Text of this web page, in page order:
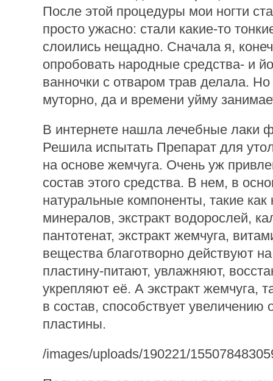
После этой процедуры мои ногти
просто ужасно: стали какие-то
слоились нещадно. Сначала я,
опробовать народные средства- и
ванночки с отваром трав делала. Но
муторно, да и времени уйму
В интернете нашла лечебные лаки
Решила испытать Препарат для
на основе жемчуга. Очень уж
состав этого средства. В нем, в
натуральные компоненты, такие как
минералов, экстракт водорослей,
пантотенат, экстракт жемчуга,
вещества благотворно действуют
пластину-питают, увлажняют,
укрепляют её. А экстракт жемчуга,
в состав, способствует увеличению
пластины.
/images/uploads/190221/